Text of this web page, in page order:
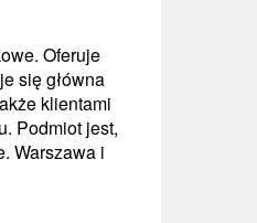
Oferuje
się główna
klientami
Podmiot jest,
Warszawa i